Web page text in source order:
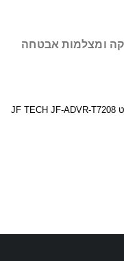
ומצלמות אבטחה